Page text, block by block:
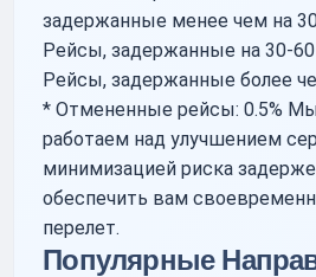
задержанные менее чем на
Рейсы, задержанные на 30-
Рейсы, задержанные более
* Отмененные рейсы: 0.5%
работаем над улучшением
минимизацией риска
обеспечить вам
перелет.
Популярные